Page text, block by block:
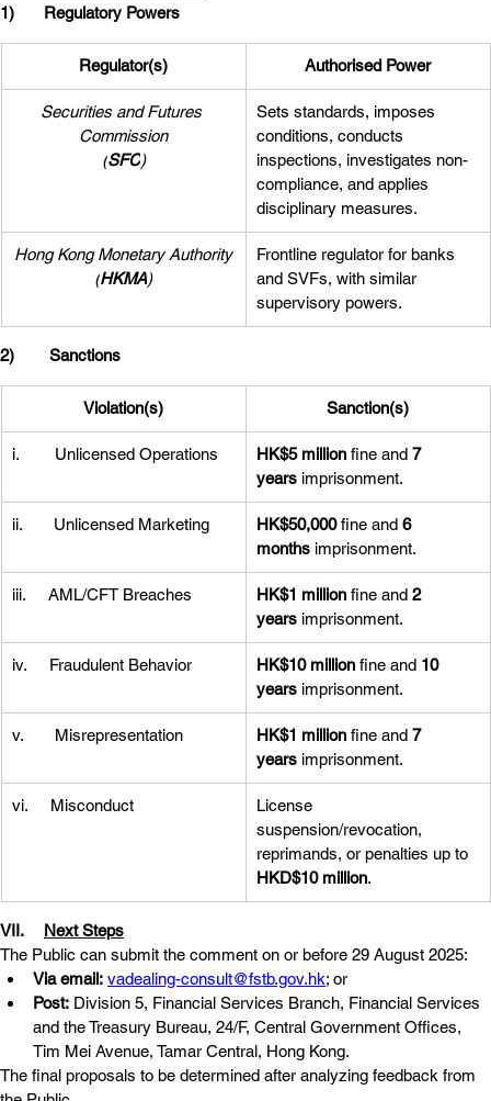
1)	Regulatory Powers
Regulator(s) Authorised Power
Securities and Futures
Commission
(SFC)
Sets standards, imposes
conditions, conducts
inspections, investigates non-
compliance, and applies
disciplinary measures.
Hong Kong Monetary Authority
(HKMA)
Frontline regulator for banks
and SVFs, with similar
supervisory powers.
2)        Sanctions
Violation(s) Sanction(s)
i.        Unlicensed Operations HK$5 million fine and 7
years imprisonment.
ii.       Unlicensed Marketing HK$50,000 fine and 6
months imprisonment.
iii.     AML/CFT Breaches HK$1 million fine and 2
years imprisonment.
iv.     Fraudulent Behavior HK$10 million fine and 10
years imprisonment.
v.       Misrepresentation HK$1 million fine and 7
years imprisonment.
vi.     Misconduct
License
suspension/revocation,
reprimands, or penalties up to
HKD$10 million.
Next Steps
The Public can submit the comment on or before 29 August 2025:
Via email: vadealing-consult@fstb.gov.hk; or
Post: Division 5, Financial Services Branch, Financial Services
and the Treasury Bureau, 24/F, Central Government Offices,
Tim Mei Avenue, Tamar Central, Hong Kong.
The final proposals to be determined after analyzing feedback from